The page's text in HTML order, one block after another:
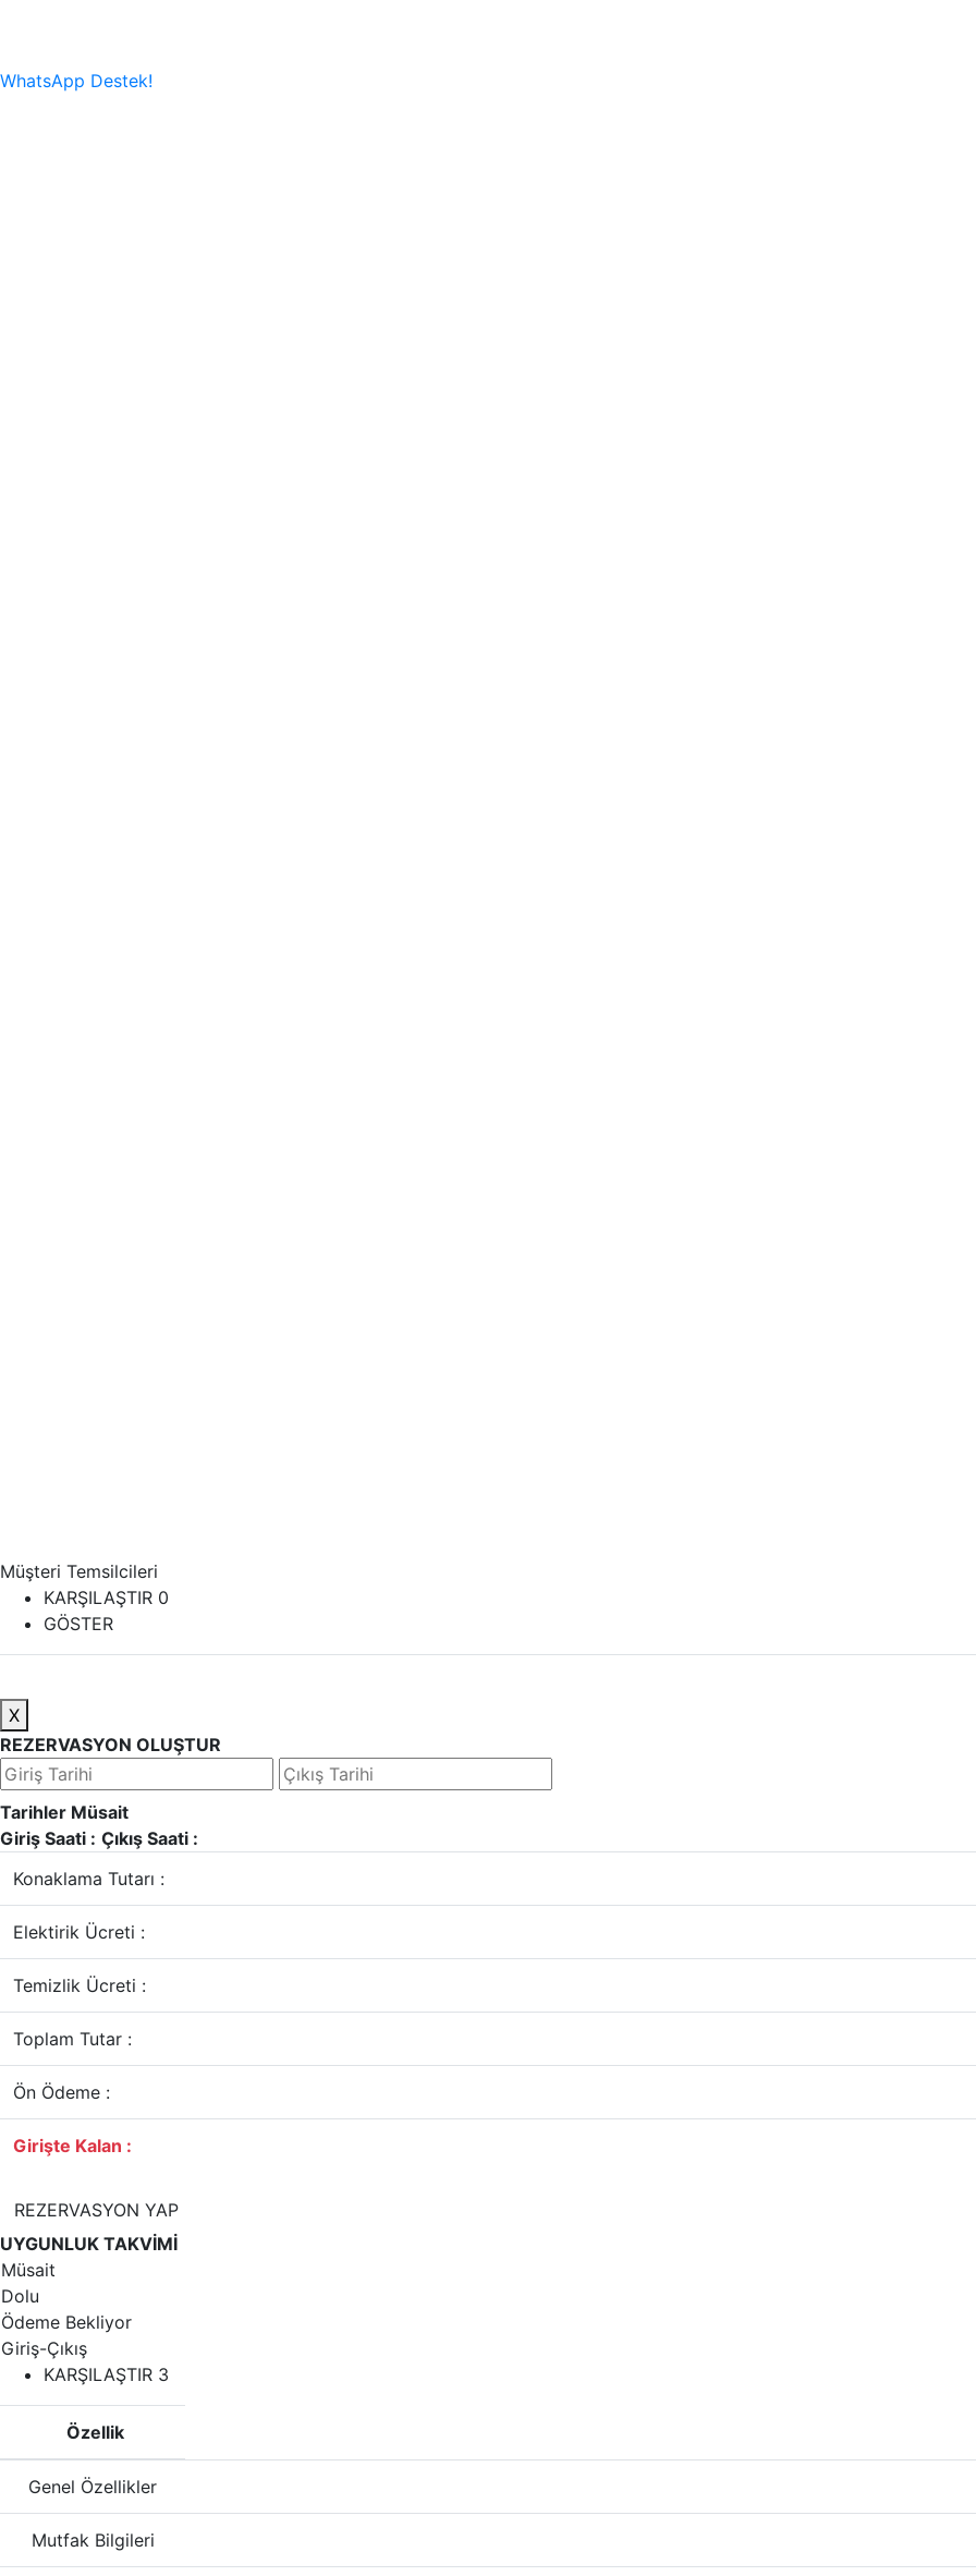
WhatsApp Destek!
Müşteri Temsilcileri
KARŞILAŞTIR 0
GÖSTER
X
REZERVASYON OLUŞTUR
Tarihler Müsait
Giriş Saati : Çıkış Saati :
Konaklama Tutarı :
Elektirik Ücreti :
Temizlik Ücreti :
Toplam Tutar :
Ön Ödeme :
Girişte Kalan :
REZERVASYON YAP
UYGUNLUK TAKVİMİ
Müsait
Dolu
Ödeme Bekliyor
Giriş-Çıkış
KARŞILAŞTIR 3
Özellik
Genel Özellikler
Mutfak Bilgileri